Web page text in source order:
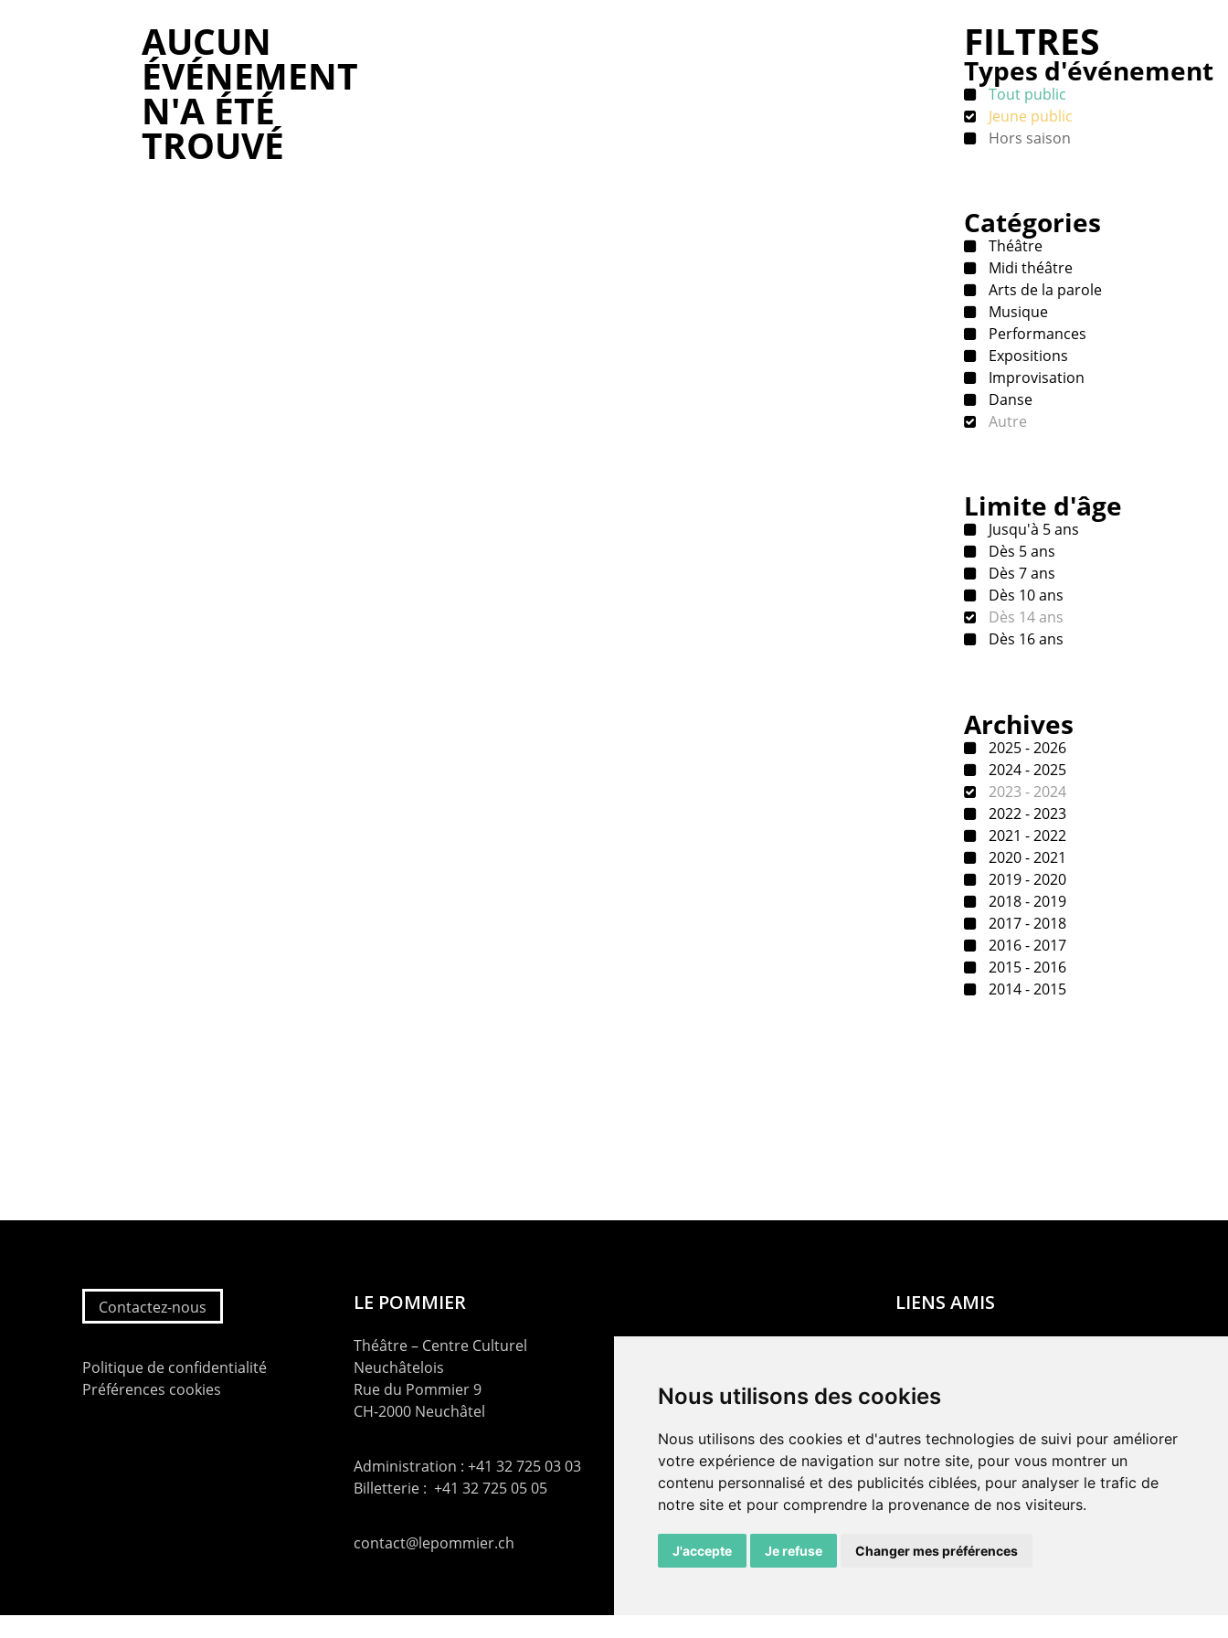
Nous utilisons des cookies
Nous utilisons des cookies et d'autres technologies de suivi pour améliorer
votre expérience de navigation sur notre site, pour vous montrer un
contenu personnalisé et des publicités ciblées, pour analyser le trafic de
notre site et pour comprendre la provenance de nos visiteurs.
J'accepte Je refuse Changer mes préférences
AUCUN
ÉVÉNEMENT
N'A ÉTÉ
TROUVÉ
FILTRES
Types d'événement
Tout public
Jeune public
Hors saison
Catégories
Théâtre
Midi théâtre
Arts de la parole
Musique
Performances
Expositions
Improvisation
Danse
Autre
Limite d'âge
Jusqu'à 5 ans
Dès 5 ans
Dès 7 ans
Dès 10 ans
Dès 14 ans
Dès 16 ans
Archives
2025 - 2026
2024 - 2025
2023 - 2024
2022 - 2023
2021 - 2022
2020 - 2021
2019 - 2020
2018 - 2019
2017 - 2018
2016 - 2017
2015 - 2016
2014 - 2015
Contactez-nous
Politique de confidentialité
Préférences cookies
LE POMMIER
Théâtre – Centre Culturel
Neuchâtelois
Rue du Pommier 9
CH-2000 Neuchâtel
Administration : +41 32 725 03 03
Billetterie : +41 32 725 05 05
contact@lepommier.ch
LIENS AMIS